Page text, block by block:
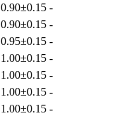
0.90±0.15 -
0.90±0.15 -
0.95±0.15 -
1.00±0.15 -
1.00±0.15 -
1.00±0.15 -
1.00±0.15 -